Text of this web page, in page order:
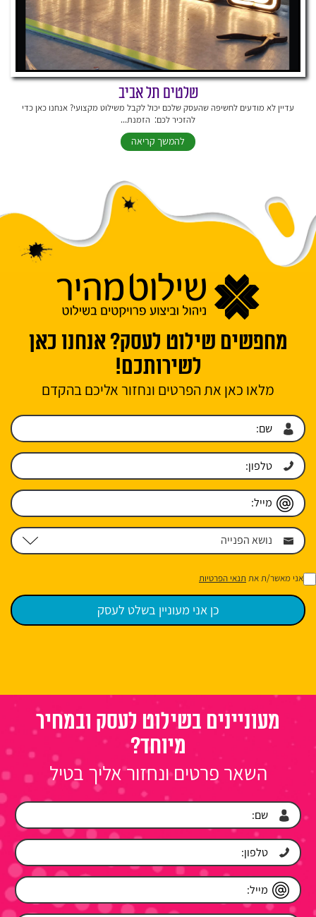
שלטים תל אביב
עדיין לא מודעים לחשיפה שהעסק שלכם יכול לקבל משילוט מקצועי? אנחנו כאן כדי
להזכיר לכם: הזמנת...
להמשך קריאה
מחפשים שילוט לעסק? אנחנו כאן
לשירותכם!
מלאו כאן את הפרטים ונחזור אליכם בהקדם
אני מאשר/ת את תנאי הפרטיות
מעוניינים בשילוט לעסק ובמחיר
מיוחד?
השאר פרטים ונחזור אליך בטיל